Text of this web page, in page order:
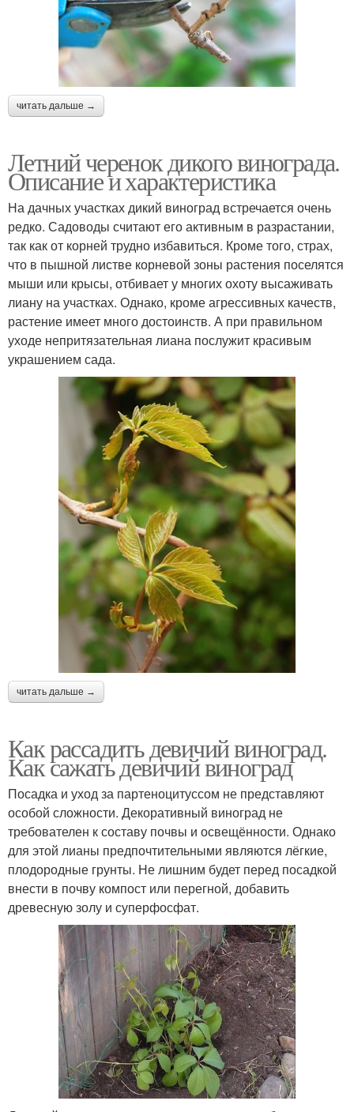
читать дальше →
Летний черенок дикого винограда.
Описание и характеристика
На дачных участках дикий виноград встречается очень
редко. Садоводы считают его активным в разрастании,
так как от корней трудно избавиться. Кроме того, страх,
что в пышной листве корневой зоны растения поселятся
мыши или крысы, отбивает у многих охоту высаживать
лиану на участках. Однако, кроме агрессивных качеств,
растение имеет много достоинств. А при правильном
уходе непритязательная лиана послужит красивым
украшением сада.
читать дальше →
Как рассадить девичий виноград.
Как сажать девичий виноград
Посадка и уход за партеноцитуссом не представляют
особой сложности. Декоративный виноград не
требователен к составу почвы и освещённости. Однако
для этой лианы предпочтительными являются лёгкие,
плодородные грунты. Не лишним будет перед посадкой
внести в почву компост или перегной, добавить
древесную золу и суперфосфат.